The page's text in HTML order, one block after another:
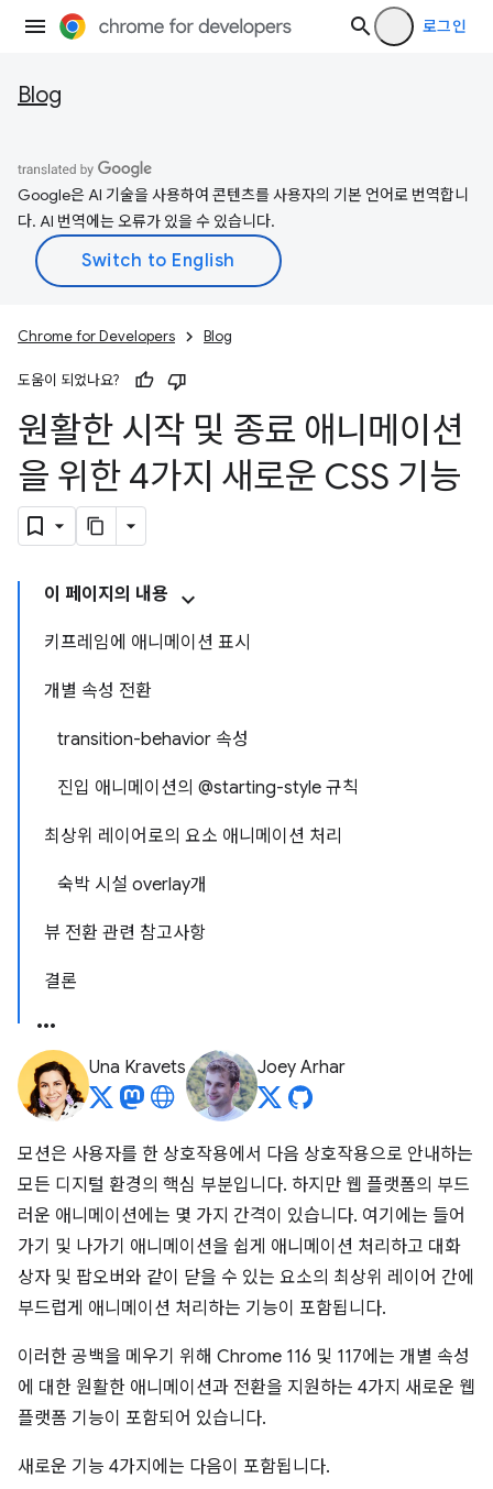
로그인
Blog
Google은 AI 기술을 사용하여 콘텐츠를 사용자의 기본 언어로 번역합니
다. AI 번역에는 오류가 있을 수 있습니다.
Chrome for Developers Blog
도움이 되었나요?
원활한 시작 및 종료 애니메이션
을 위한 4가지 새로운 CSS 기능
이 페이지의 내용
키프레임에 애니메이션 표시
개별 속성 전환
transition-behavior 속성
진입 애니메이션의 @starting-style 규칙
최상위 레이어로의 요소 애니메이션 처리
숙박 시설 overlay개
뷰 전환 관련 참고사항
결론
Una Kravets Joey Arhar
모션은 사용자를 한 상호작용에서 다음 상호작용으로 안내하는
모든 디지털 환경의 핵심 부분입니다. 하지만 웹 플랫폼의 부드
러운 애니메이션에는 몇 가지 간격이 있습니다. 여기에는 들어
가기 및 나가기 애니메이션을 쉽게 애니메이션 처리하고 대화
상자 및 팝오버와 같이 닫을 수 있는 요소의 최상위 레이어 간에
부드럽게 애니메이션 처리하는 기능이 포함됩니다.
이러한 공백을 메우기 위해 Chrome 116 및 117에는 개별 속성
에 대한 원활한 애니메이션과 전환을 지원하는 4가지 새로운 웹
플랫폼 기능이 포함되어 있습니다.
새로운 기능 4가지에는 다음이 포함됩니다.